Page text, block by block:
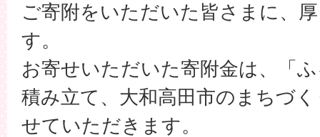
ご寄附をいただいた皆さまに、
す。
お寄せいただいた寄附金は、「
積み立て、大和高田市のまちづ
せていただきます。